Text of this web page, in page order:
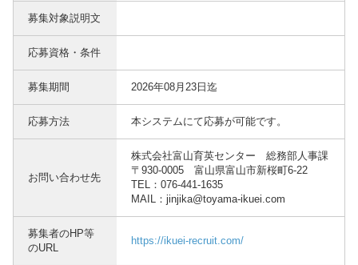
募集対象説明文
応募資格・条件
募集期間 2026年08月23日迄
応募方法 本システムにて応募が可能です。
お問い合わせ先
株式会社富山育英センター 総務部人事課
〒930-0005 富山県富山市新桜町6-22
TEL：076-441-1635
MAIL：jinjika@toyama-ikuei.com
募集者のHP等
のURL
https://ikuei-recruit.com/